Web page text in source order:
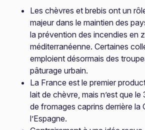
Les chèvres et brebis ont un
majeur dans le maintien des
la prévention des incendies en
méditerranéenne. Certaines
emploient désormais des
pâturage urbain.
La France est le premier
lait de chèvre, mais n’est que
de fromages caprins derrière la
l’Espagne.